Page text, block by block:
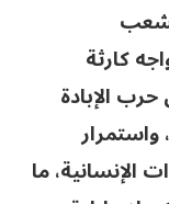
كارثة
الإبادة
الإنسانية، ما